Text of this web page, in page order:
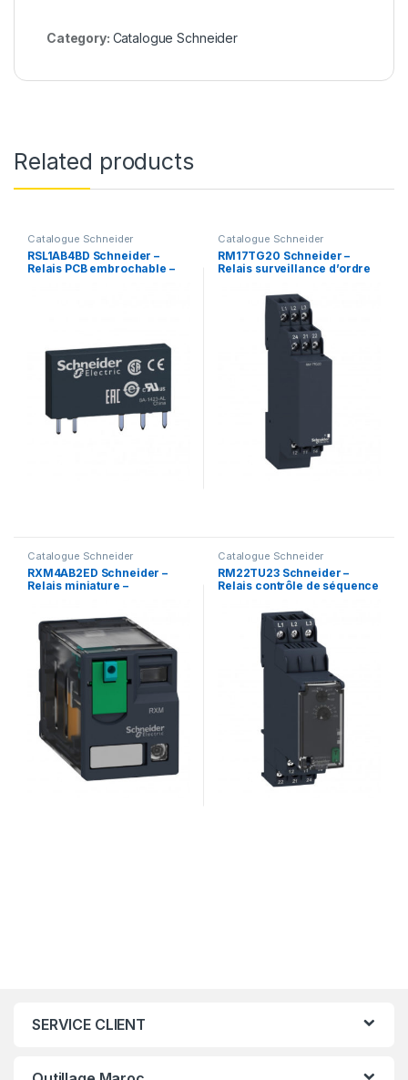
Category: Catalogue Schneider
Related products
Catalogue Schneider
RSL1AB4BD Schneider –
Relais PCB embrochable –
Catalogue Schneider
RM17TG20 Schneider –
Relais surveillance d’ordre
triphasé 440Vac
Catalogue Schneider
RXM4AB2ED Schneider –
Relais miniature –
48VDC – Zelio RXM
Catalogue Schneider
RM22TU23 Schneider –
Relais contrôle de séquence
tension 380 à 480Vca
SERVICE CLIENT